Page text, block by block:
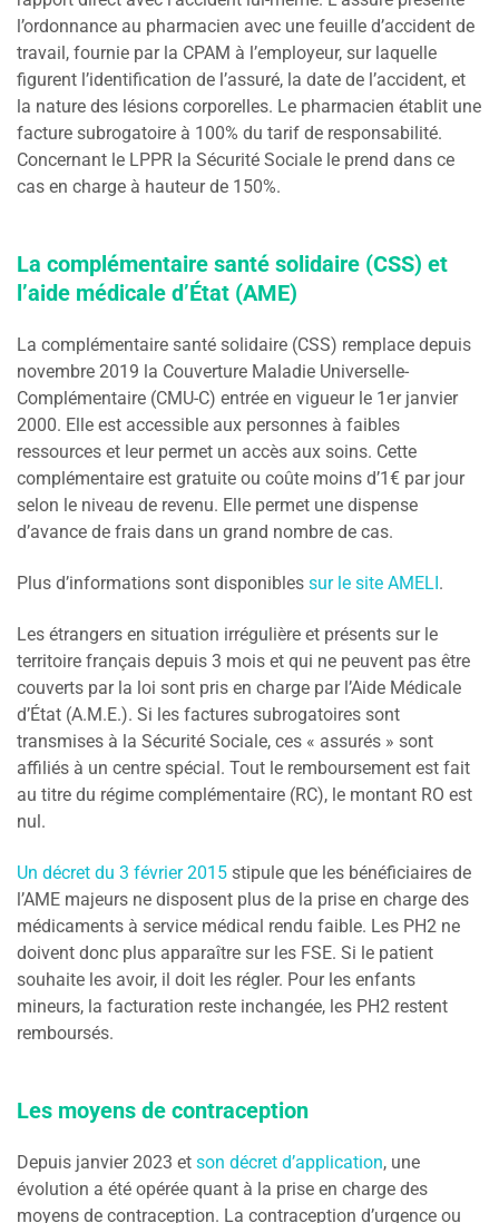
l’ordonnance au pharmacien avec une feuille d’accident de
travail, fournie par la CPAM à l’employeur, sur laquelle
figurent l’identification de l’assuré, la date de l’accident, et
la nature des lésions corporelles. Le pharmacien établit une
facture subrogatoire à 100% du tarif de responsabilité.
Concernant le LPPR la Sécurité Sociale le prend dans ce
cas en charge à hauteur de 150%.
La complémentaire santé solidaire (CSS) et
l’aide médicale d’État (AME)
La complémentaire santé solidaire (CSS) remplace depuis
novembre 2019 la Couverture Maladie Universelle-
Complémentaire (CMU-C) entrée en vigueur le 1er janvier
2000. Elle est accessible aux personnes à faibles
ressources et leur permet un accès aux soins. Cette
complémentaire est gratuite ou coûte moins d’1€ par jour
selon le niveau de revenu. Elle permet une dispense
d’avance de frais dans un grand nombre de cas.
Plus d’informations sont disponibles sur le site AMELI.
Les étrangers en situation irrégulière et présents sur le
territoire français depuis 3 mois et qui ne peuvent pas être
couverts par la loi sont pris en charge par l’Aide Médicale
d’État (A.M.E.). Si les factures subrogatoires sont
transmises à la Sécurité Sociale, ces « assurés » sont
affiliés à un centre spécial. Tout le remboursement est fait
au titre du régime complémentaire (RC), le montant RO est
nul.
Un décret du 3 février 2015 stipule que les bénéficiaires de
l’AME majeurs ne disposent plus de la prise en charge des
médicaments à service médical rendu faible. Les PH2 ne
doivent donc plus apparaître sur les FSE. Si le patient
souhaite les avoir, il doit les régler. Pour les enfants
mineurs, la facturation reste inchangée, les PH2 restent
remboursés.
Les moyens de contraception
Depuis janvier 2023 et son décret d’application, une
évolution a été opérée quant à la prise en charge des
moyens de contraception. La contraception d’urgence ou